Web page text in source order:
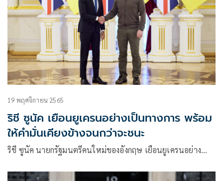
19 พฤศจิกายน 2565
ริชี ซูนัค เยือนยูเครนอย่างเป็นทางการ พร้อม
ให้คำมั่นเคียงข้างจนกว่าจะชนะ
ริชี ซูนัค นายกรัฐมนตรีคนใหม่ของอังกฤษ เยือนยูเครนอย่าง…